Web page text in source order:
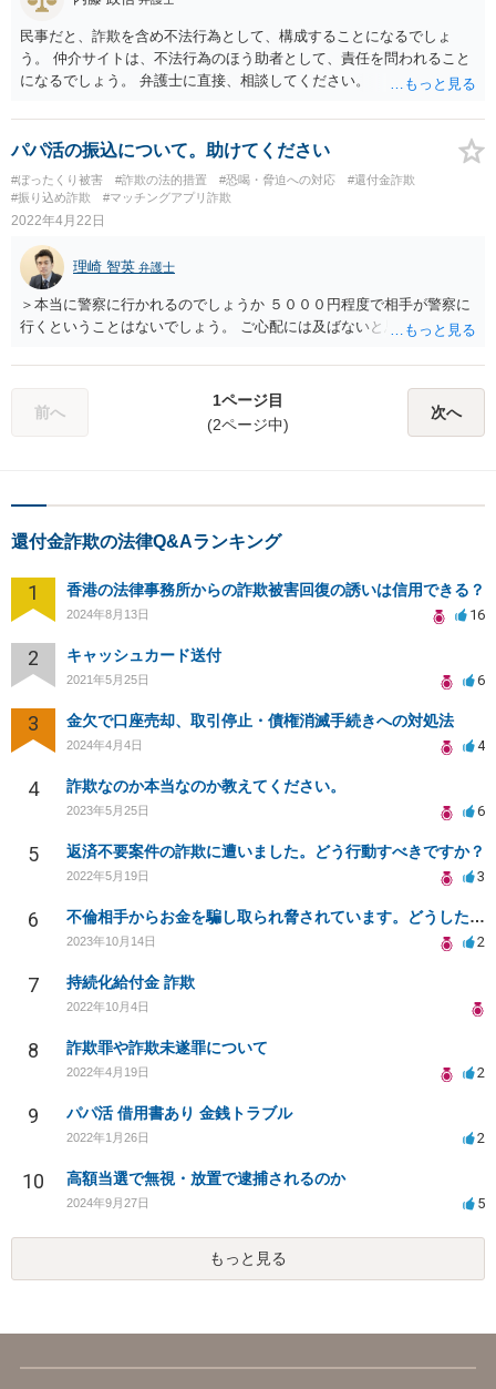
民事だと、詐欺を含め不法行為として、構成することになるでしょ
う。 仲介サイトは、不法行為のほう助者として、責任を問われること
になるでしょう。 弁護士に直接、相談してください。
パパ活の振込について。助けてください
#ぼったくり被害 #詐欺の法的措置 #恐喝・脅迫への対応
#還付金詐欺
#振り込め詐欺
#マッチングアプリ詐欺
2022年4月22日
理崎 智英 弁護士
＞本当に警察に行かれるのでしょうか ５０００円程度で相手が警察に
行くということはないでしょう。 ご心配には及ばないと思います。
前へ
1ページ目
(2ページ中)
次へ
還付金詐欺の法律Q&Aランキング
1 香港の法律事務所からの詐欺被害回復の誘いは信用できる？
2024年8月13日 16
2 キャッシュカード送付
2021年5月25日 6
3 金欠で口座売却、取引停止・債権消滅手続きへの対処法
2024年4月4日 4
4 詐欺なのか本当なのか教えてください。
2023年5月25日 6
5 返済不要案件の詐欺に遭いました。どう行動すべきですか？
2022年5月19日 3
6 不倫相手からお金を騙し取られ脅されています。どうしたらいいでしょうか。
2023年10月14日 2
7 持続化給付金 詐欺
2022年10月4日
8 詐欺罪や詐欺未遂罪について
2022年4月19日 2
9 パパ活 借用書あり 金銭トラブル
2022年1月26日 2
10 高額当選で無視・放置で逮捕されるのか
2024年9月27日 5
もっと見る